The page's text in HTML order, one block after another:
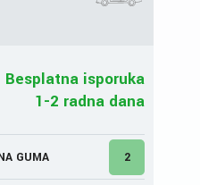
Besplatna isporuka
1-2 radna dana
GUMA 2